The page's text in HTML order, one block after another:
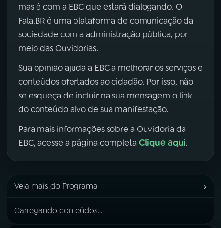
mas é com a EBC que estará dialogando. O
Fala.BR é uma plataforma de comunicação da
sociedade com a administração pública, por
meio das Ouvidorias.
Sua opinião ajuda a EBC a melhorar os serviços e
conteúdos ofertados ao cidadão. Por isso, não
se esqueça de incluir na sua mensagem o link
do conteúdo alvo de sua manifestação.
Para mais informações sobre a Ouvidoria da
EBC, acesse a página completa Clique aqui.
Veja mais do Programa ›
Carregando conteúdos...